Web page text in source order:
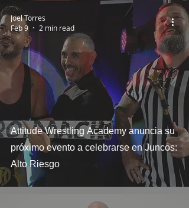
Attitude Wrestling Academy anuncia su
próximo evento a celebrarse en Juncos:
Alto Riesgo
Joel Torres
Feb 9
2 min read